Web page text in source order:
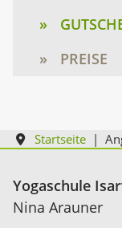
PREISE
Startseite
Yogaschule
Nina Arauner